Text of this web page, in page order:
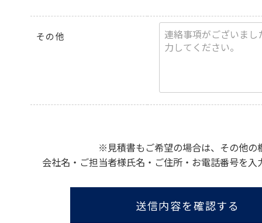
その他
※見積書もご希望の場合は、その他の
会社名・ご担当者様氏名・ご住所・お電話番号を入
送信内容を確認する